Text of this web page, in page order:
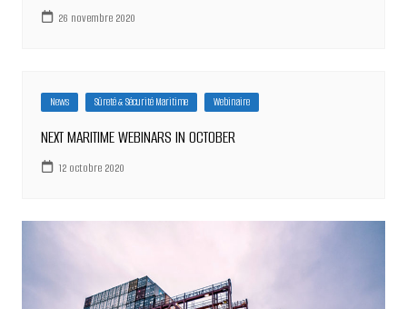
26 novembre 2020
News Sûreté & Sécurité Maritime Webinaire
NEXT MARITIME WEBINARS IN OCTOBER
12 octobre 2020